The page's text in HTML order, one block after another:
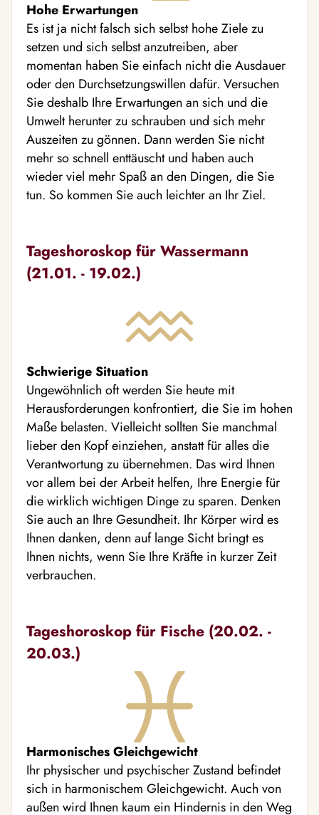
Hohe Erwartungen
Es ist ja nicht falsch sich selbst hohe Ziele zu
setzen und sich selbst anzutreiben, aber
momentan haben Sie einfach nicht die Ausdauer
oder den Durchsetzungswillen dafür. Versuchen
Sie deshalb Ihre Erwartungen an sich und die
Umwelt herunter zu schrauben und sich mehr
Auszeiten zu gönnen. Dann werden Sie nicht
mehr so schnell enttäuscht und haben auch
wieder viel mehr Spaß an den Dingen, die Sie
tun. So kommen Sie auch leichter an Ihr Ziel.
Tageshoroskop für Wassermann
(21.01. - 19.02.)
Schwierige Situation
Ungewöhnlich oft werden Sie heute mit
Herausforderungen konfrontiert, die Sie im hohen
Maße belasten. Vielleicht sollten Sie manchmal
lieber den Kopf einziehen, anstatt für alles die
Verantwortung zu übernehmen. Das wird Ihnen
vor allem bei der Arbeit helfen, Ihre Energie für
die wirklich wichtigen Dinge zu sparen. Denken
Sie auch an Ihre Gesundheit. Ihr Körper wird es
Ihnen danken, denn auf lange Sicht bringt es
Ihnen nichts, wenn Sie Ihre Kräfte in kurzer Zeit
verbrauchen.
Tageshoroskop für Fische (20.02. -
20.03.)
Harmonisches Gleichgewicht
Ihr physischer und psychischer Zustand befindet
sich in harmonischem Gleichgewicht. Auch von
außen wird Ihnen kaum ein Hindernis in den Weg